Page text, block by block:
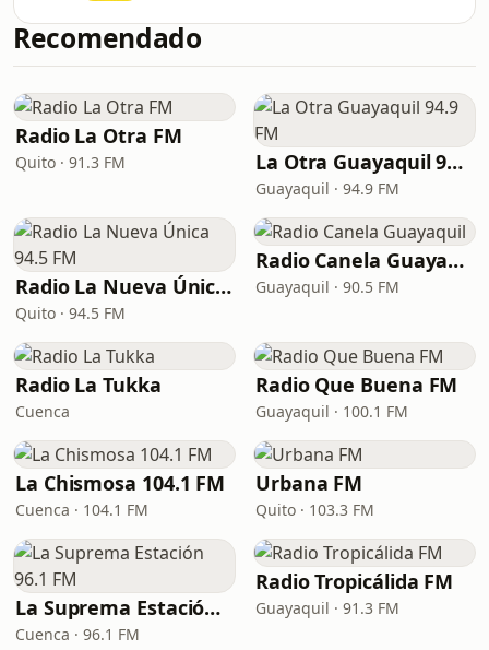
Recomendado
Radio La Otra FM
Quito · 91.3 FM La Otra Guayaquil 94.9 FM
Guayaquil · 94.9 FM
Radio La Nueva Única 94.5 FM
Quito · 94.5 FM
Radio Canela Guayaquil
Guayaquil · 90.5 FM
Radio La Tukka
Cuenca
Radio Que Buena FM
Guayaquil · 100.1 FM
La Chismosa 104.1 FM
Cuenca · 104.1 FM
Urbana FM
Quito · 103.3 FM
La Suprema Estación 96.1 FM
Cuenca · 96.1 FM
Radio Tropicálida FM
Guayaquil · 91.3 FM